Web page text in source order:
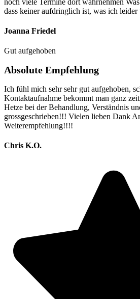
dass keiner aufdringlich ist, was ich leider
Joanna Friedel
Gut aufgehoben
Absolute Empfehlung
Ich fühl mich sehr sehr gut aufgehoben,
Kontaktaufnahme bekommt man ganz
Hetze bei der Behandlung, Verständnis
grossgeschrieben!!! Vielen lieben Dank
Weiterempfehlung!!!!
Chris K.O.